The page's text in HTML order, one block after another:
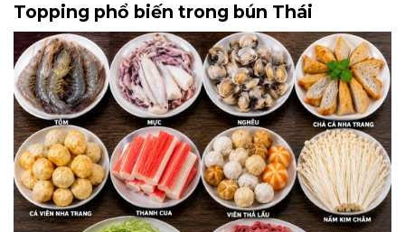
Topping phổ biến trong bún Thái